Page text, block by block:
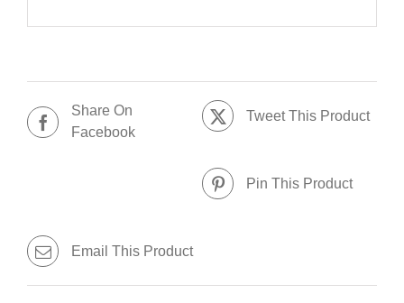
Share On
Facebook
Tweet This Product
Pin This Product
Email This Product